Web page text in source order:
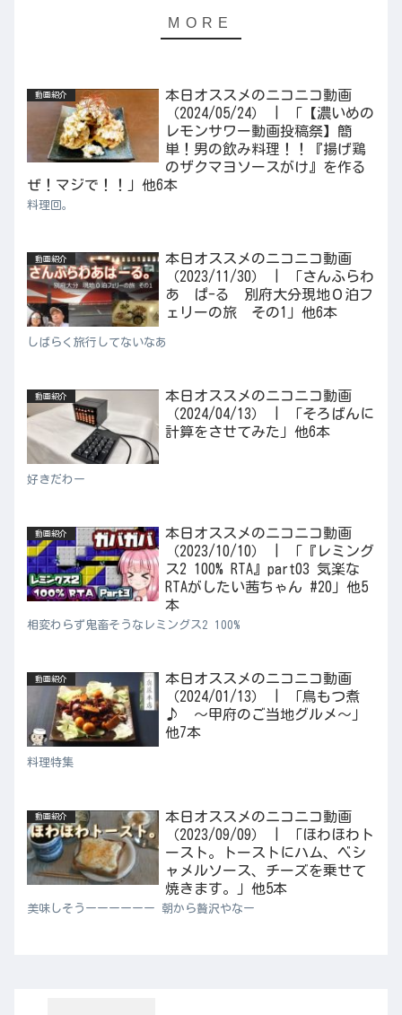
動画紹介
本日オススメのニコニコ動画
（2024/05/24） | 「【濃いめの
レモンサワー動画投稿祭】簡
単！男の飲み料理！！『揚げ鶏
のザクマヨソースがけ』を作る
ぜ！マジで！！」他6本
料理回。
動画紹介
本日オススメのニコニコ動画
（2023/11/30） | 「さんふらわ
あ ぱ-る 別府大分現地０泊フ
ェリーの旅 その1」他6本
しばらく旅行してないなあ
動画紹介
本日オススメのニコニコ動画
（2024/04/13） | 「そろばんに
計算をさせてみた」他6本
好きだわー
動画紹介
本日オススメのニコニコ動画
（2023/10/10） | 「『レミング
ス2 100% RTA』part03 気楽な
RTAがしたい茜ちゃん #20」他5
本
相変わらず鬼畜そうなレミングス2 100%
動画紹介
本日オススメのニコニコ動画
（2024/01/13） | 「鳥もつ煮
♪ ～甲府のご当地グルメ～」
他7本
料理特集
動画紹介
本日オススメのニコニコ動画
（2023/09/09） | 「ほわほわト
ースト。トーストにハム、ベシ
ャメルソース、チーズを乗せて
焼きます。」他5本
美味しそうーーーーーー 朝から贅沢やなー